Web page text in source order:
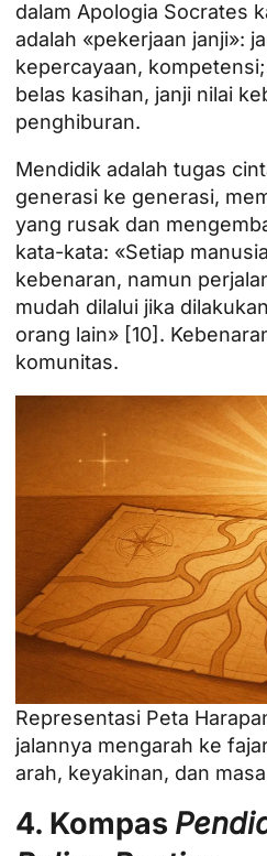
dalam Apologia Socrates
adalah «pekerjaan janji»:
kepercayaan,
belas kasihan, janji nilai
penghiburan.
Mendidik adalah tugas
generasi ke generasi,
yang rusak dan
kata-kata: «Setiap
kebenaran, namun
mudah dilalui jika
orang lain» [10].
komunitas.
Representasi Peta
jalannya mengarah ke
arah, keyakinan, dan
4. Kompas